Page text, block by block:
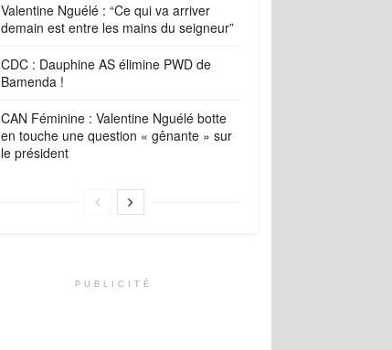
Valentine Nguélé : “Ce qui va arriver
demain est entre les mains du seigneur”
CDC : Dauphine AS élimine PWD de
Bamenda !
CAN Féminine : Valentine Nguélé botte
en touche une question « gênante » sur
le président
PUBLICITÉ